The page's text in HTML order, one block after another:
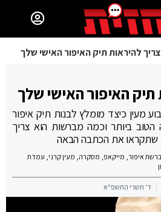
להיראות תיק האיפור האישי שלך
תיק האיפור האישי שלך
מעין כיצד מומלץ לבנות תיק איפור
ביותר וכמה מברשות הוא צריך
שתקראו את הכתבה הבאה
איפור, מייקאפ, מסקרה, מעין קרני, עמדת
ד' תשרי התשפ"א